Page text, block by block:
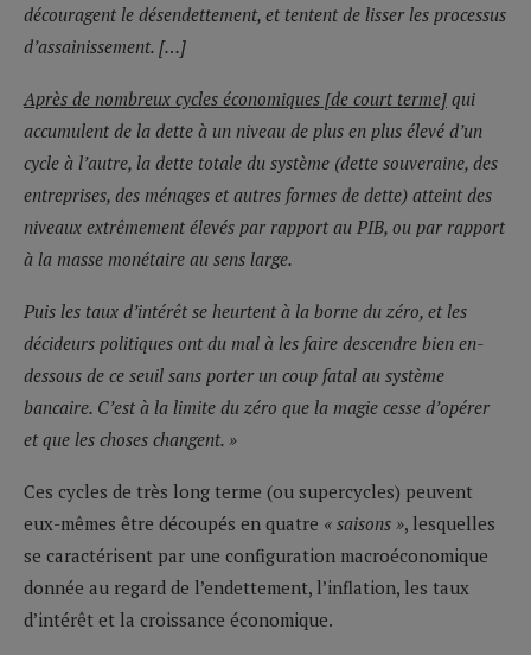
découragent le désendettement, et tentent de lisser les processus
d’assainissement. […]
Après de nombreux cycles économiques [de court terme] qui
accumulent de la dette à un niveau de plus en plus élevé d’un
cycle à l’autre, la dette totale du système (dette souveraine, des
entreprises, des ménages et autres formes de dette) atteint des
niveaux extrêmement élevés par rapport au PIB, ou par rapport
à la masse monétaire au sens large.
Puis les taux d’intérêt se heurtent à la borne du zéro, et les
décideurs politiques ont du mal à les faire descendre bien en-
dessous de ce seuil sans porter un coup fatal au système
bancaire. C’est à la limite du zéro que la magie cesse d’opérer
et que les choses changent. »
Ces cycles de très long terme (ou supercycles) peuvent
eux-mêmes être découpés en quatre « saisons », lesquelles
se caractérisent par une configuration macroéconomique
donnée au regard de l’endettement, l’inflation, les taux
d’intérêt et la croissance économique.